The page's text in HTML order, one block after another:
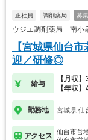
正社員 調剤薬局 募
ウジエ調剤薬局 南小
【宮城県仙台
迎／研修◎
給与
【月収
【年収
勤務地 宮城県 仙
アクセス
仙台市営